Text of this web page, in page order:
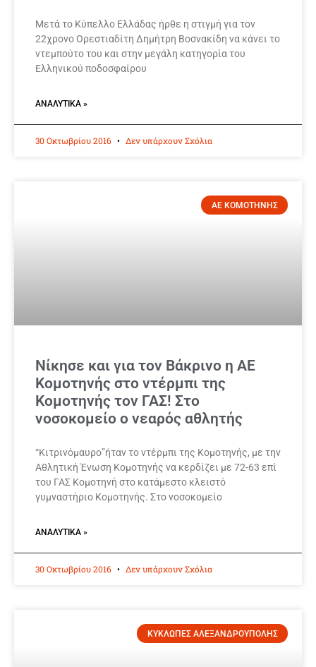
Μετά το Κύπελλο Ελλάδας ήρθε η στιγμή για τον
22χρονο Ορεστιαδίτη Δημήτρη Βοσνακίδη να κάνει το
ντεμπούτο του και στην μεγάλη κατηγορία του
Ελληνικού ποδοσφαίρου
ΑΝΑΛΥΤΙΚΆ »
30 Οκτωβρίου 2016 Δεν υπάρχουν Σχόλια
ΑΕ ΚΟΜΟΤΗΝΗΣ
Νίκησε και για τον Βάκρινο η ΑΕ
Κομοτηνής στο ντέρμπι της
Κομοτηνής τον ΓΑΣ! Στο
νοσοκομείο ο νεαρός αθλητής
“Κιτρινόμαυρο”ήταν το ντέρμπι της Κομοτηνής, με την
Αθλητική Ένωση Κομοτηνής να κερδίζει με 72-63 επί
του ΓΑΣ Κομοτηνή στο κατάμεστο κλειστό
γυμναστήριο Κομοτηνής. Στο νοσοκομείο
ΑΝΑΛΥΤΙΚΆ »
30 Οκτωβρίου 2016 Δεν υπάρχουν Σχόλια
ΚΥΚΛΩΠΕΣ ΑΛΕΞΑΝΔΡΟΥΠΟΛΗΣ